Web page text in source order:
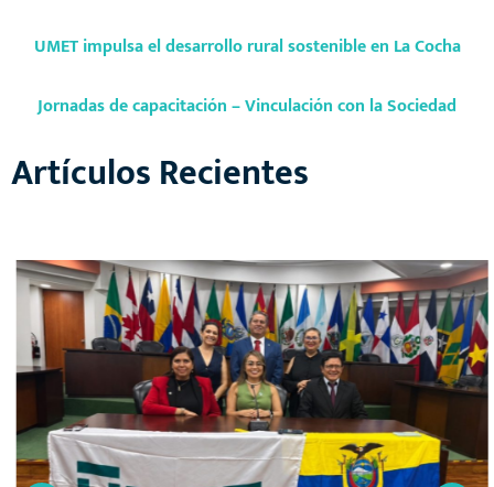
UMET impulsa el desarrollo rural sostenible en La Cocha
Jornadas de capacitación – Vinculación con la Sociedad
Artículos Recientes